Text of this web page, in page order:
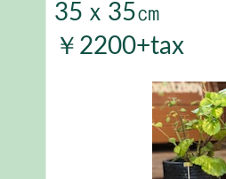
35ｘ35㎝
￥2200+tax